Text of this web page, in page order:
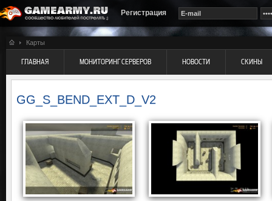
Регистрация
Карты
ГЛАВНАЯ МОНИТОРИНГ СЕРВЕРОВ НОВОСТИ СКИНЫ
GG_S_BEND_EXT_D_V2